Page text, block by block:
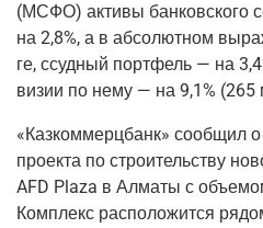
(МСФО) акти­вы бан­ков­ско­го
на 2,8%, а в абсо­лют­ном
ге, ссуд­ный порт­фель — на
ви­зии по нему — на 9,1% (265
«Каз­ком­мерц­банк» сооб­щил
про­ек­та по стро­и­тель­ству
AFD Plaza в Алма­ты с
Ком­плекс рас­по­ло­жит­ся